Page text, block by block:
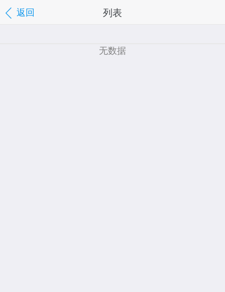
返回 列表
无数据